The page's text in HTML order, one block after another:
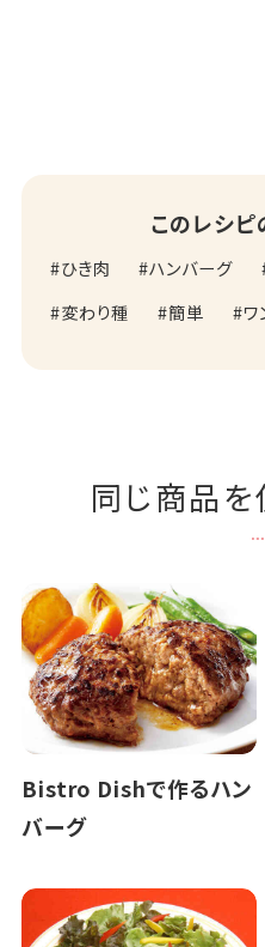
このレシピ
ひき肉 ハンバーグ
変わり種
簡単 ワ
同じ商品を
Bistro Dishで作るハン
バーグ